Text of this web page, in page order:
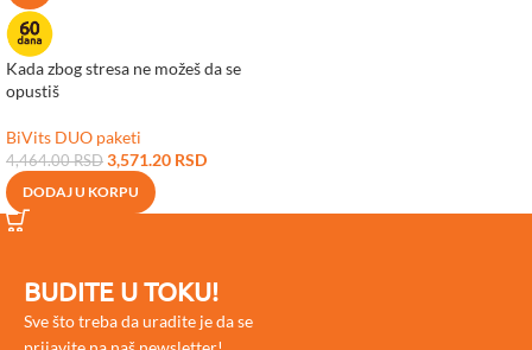
Kada zbog stresa ne možeš da se
opustiš
BiVits DUO paketi
4,464.00RSD 3,571.20 RSD
DODAJ U KORPU
BUDITE U TOKU!
Sve što treba da uradite je da se